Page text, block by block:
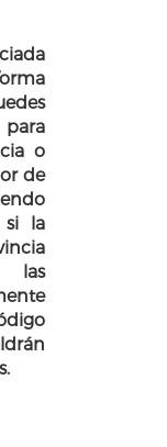
o
de
si la
las